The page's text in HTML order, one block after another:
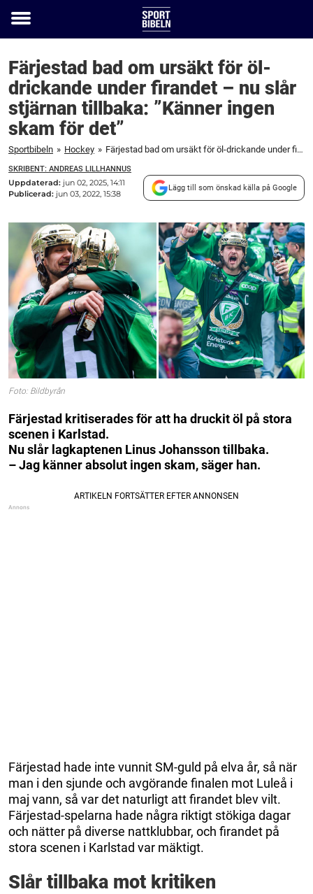
Toggle
Färjestad bad om ursäkt för öl-
drickande under firandet – nu slår
stjärnan tillbaka: ”Känner ingen
skam för det”
Sportbibeln » Hockey » Färjestad bad om ursäkt för öl-drickande under firandet – nu slår stjärnan tillbaka: ”Känner ingen skam för det”
SKRIBENT: ANDREAS LILLHANNUS
Uppdaterad: jun 02, 2025, 14:11
Publicerad: jun 03, 2022, 15:38
Lägg till som önskad källa på Google
Foto: Bildbyrån
Färjestad kritiserades för att ha druckit öl på stora
scenen i Karlstad.
Nu slår lagkaptenen Linus Johansson tillbaka.
– Jag känner absolut ingen skam, säger han.
Färjestad hade inte vunnit SM-guld på elva år, så när
man i den sjunde och avgörande finalen mot Luleå i
maj vann, så var det naturligt att firandet blev vilt.
Färjestad-spelarna hade några riktigt stökiga dagar
och nätter på diverse nattklubbar, och firandet på
stora scenen i Karlstad var mäktigt.
Slår tillbaka mot kritiken